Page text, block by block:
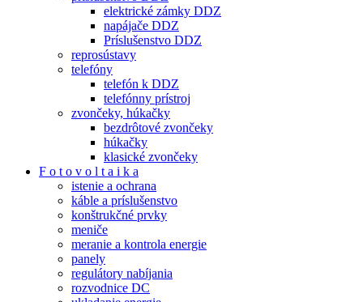
elektrické zámky DDZ
napájače DDZ
Príslušenstvo DDZ
reprosústavy
telefóny
telefón k DDZ
telefónny prístroj
zvončeky, húkačky
bezdrôtové zvončeky
húkačky
klasické zvončeky
F o t o v o l t a i k a
istenie a ochrana
káble a príslušenstvo
konštrukčné prvky
meniče
meranie a kontrola energie
panely
regulátory nabíjania
rozvodnice DC